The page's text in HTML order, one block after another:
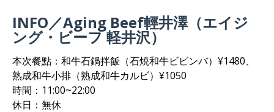
INFO／Aging Beef輕井澤（エイジ
ング・ビーフ 軽井沢）
本次餐點：和牛石鍋拌飯（石焼和牛ビビンバ）¥1480、
熟成和牛小排（熟成和牛カルビ）¥1050
時間：11:00~22:00
休日：無休